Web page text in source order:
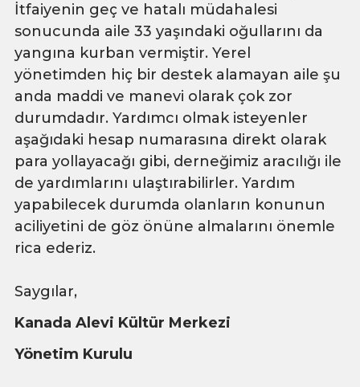
İtfaiyenin geç ve hatalı müdahalesi
sonucunda aile 33 yaşındaki oğullarını da
yangına kurban vermiştir. Yerel
yönetimden hiç bir destek alamayan aile şu
anda maddi ve manevi olarak çok zor
durumdadır. Yardımcı olmak isteyenler
aşağıdaki hesap numarasına direkt olarak
para yollayacağı gibi, derneğimiz aracılığı ile
de yardımlarını ulaştırabilirler. Yardım
yapabilecek durumda olanların konunun
aciliyetini de göz önüne almalarını önemle
rica ederiz.
Saygılar,
Kanada Alevi Kültür Merkezi
Yönetim Kurulu